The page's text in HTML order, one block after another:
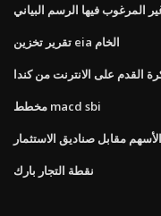
المرغوب فيها الرسم البياني
تقرير تخزين eia الخام
القدم على الانترنت من كندا
مخطط macd sbi
مقابل صناديق الاستثمار
نقطة التجار بارك